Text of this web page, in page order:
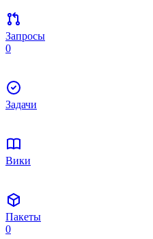
Запросы
0
Задачи
Вики
Пакеты
0